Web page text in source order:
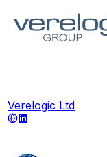
Verelogic Ltd